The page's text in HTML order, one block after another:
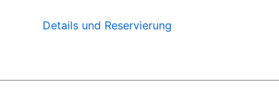
Details und Reservierung